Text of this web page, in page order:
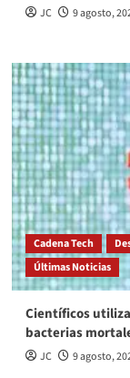
JC 9 agosto,
Cadena Tech
Últimas Noticias
Científicos
bacterias
JC 9 agosto,